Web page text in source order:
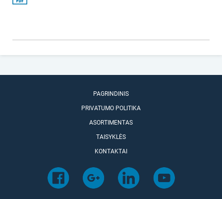
PAGRINDINIS
PRIVATUMO POLITIKA
ASORTIMENTAS
TAISYKLĖS
KONTAKTAI